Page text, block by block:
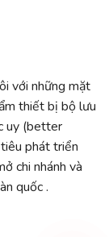
với những mặt
thiết bị bộ lưu
uy (better
phát triển
chi nhánh và
quốc .